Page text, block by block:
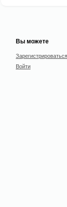
Вы можете
Зарегистрироваться
Войти